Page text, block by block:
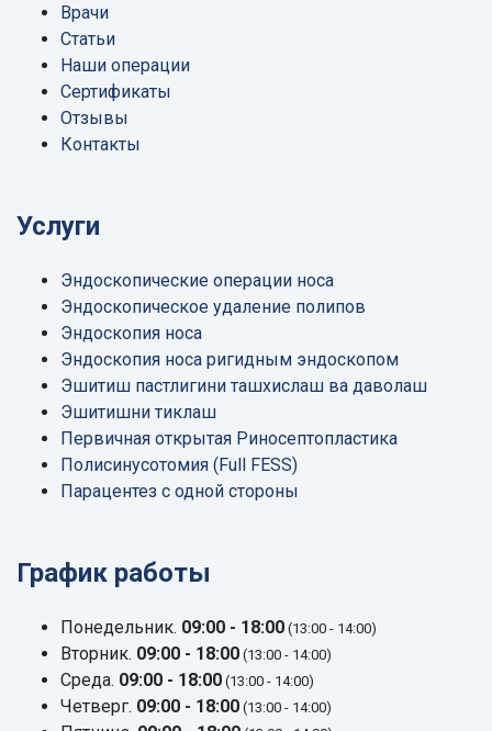
Врачи
Статьи
Наши операции
Сертификаты
Отзывы
Контакты
Услуги
Эндоскопические операции носа
Эндоскопическое удаление полипов
Эндоскопия носа
Эндоскопия носа ригидным эндоскопом
Эшитиш пастлигини ташхислаш ва даволаш
Эшитишни тиклаш
Первичная открытая Риносептопластика
Полисинусотомия (Full FESS)
Парацентез с одной стороны
График работы
Понедельник. 09:00 - 18:00 (13:00 - 14:00)
Вторник. 09:00 - 18:00 (13:00 - 14:00)
Среда. 09:00 - 18:00 (13:00 - 14:00)
Четверг. 09:00 - 18:00 (13:00 - 14:00)